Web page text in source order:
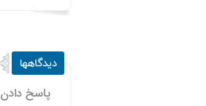
دیدگاهها
پاسخ دادن